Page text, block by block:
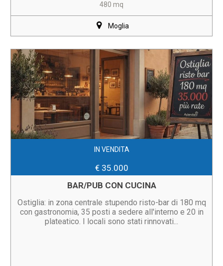
480 mq
Moglia
IN VENDITA
€ 35.000
BAR/PUB CON CUCINA
Ostiglia: in zona centrale stupendo risto-bar di 180 mq
con gastronomia, 35 posti a sedere all'interno e 20 in
plateatico. I locali sono stati rinnovati...